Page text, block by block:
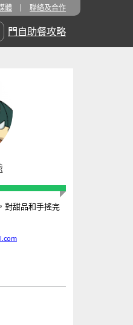
體 聯絡及合作
澳門自助餐攻略
對甜品和手搖完